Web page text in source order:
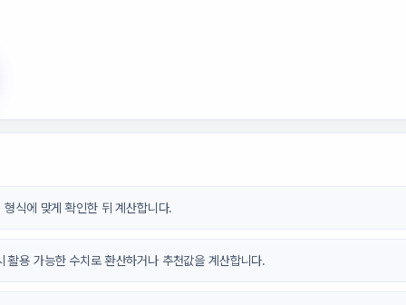
식에 맞게 확인한 뒤 계산합니다.
활용 가능한 수치로 환산하거나 추천값을 계산합니다.